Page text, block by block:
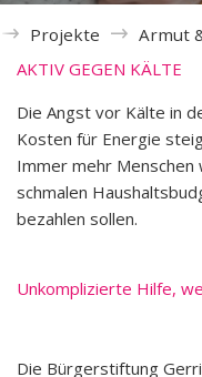
Projekte Armut
AKTIV GEGEN KÄLTE
Die Angst vor Kälte in
Kosten für Energie
Immer mehr Menschen
schmalen
bezahlen sollen.
Unkomplizierte Hilfe,
Die Bürgerstiftung